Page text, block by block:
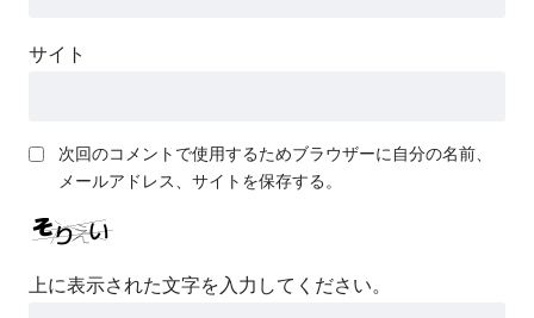
サイト
次回のコメントで使用するためブラウザーに自分の名前、
メールアドレス、サイトを保存する。
上に表示された文字を入力してください。